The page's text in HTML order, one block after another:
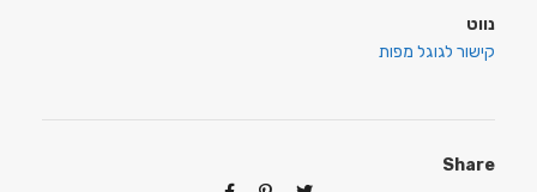
נווט
קישור לגוגל מפות
Share